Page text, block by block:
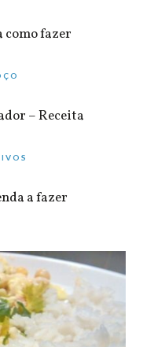
como fazer
– Receita
a fazer